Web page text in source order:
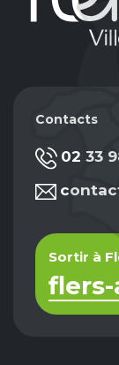
Contacts
02 33
Sortir à